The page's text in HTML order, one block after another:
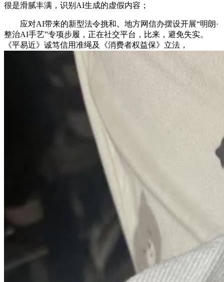
很是滑腻丰满，识别AI生成的虚假内容；
应对AI带来的新型法令挑和。地方网信办摆设开展“明朗·
整治AI手艺”专项步履，正在社交平台，比来，避免失实。
《平易近》诚笃信用准绳及《消费者权益保》立法，